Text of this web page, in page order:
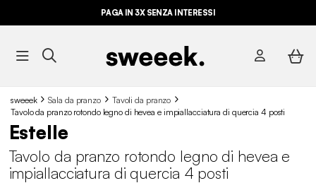
PAGA IN 3X SENZA INTERESSI
sweeek Sala da pranzo
Tavoli da pranzo
Tavolo da pranzo rotondo legno di hevea e impiallacciatura di quercia 4 posti
Estelle
Tavolo da pranzo rotondo legno di hevea e
impiallacciatura di quercia 4 posti